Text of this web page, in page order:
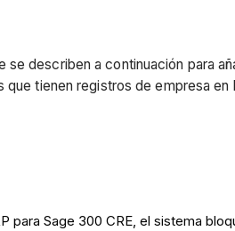
se describen a continuación para
tienen registros de empresa
para Sage 300 CRE, el sistema